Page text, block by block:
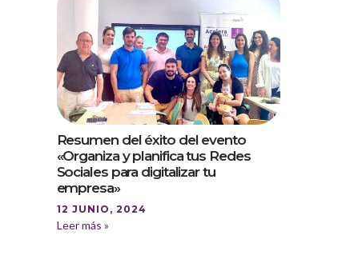
Resumen del éxito del evento
«Organiza y planifica tus Redes
Sociales para digitalizar tu
empresa»
12 JUNIO, 2024
Leer más »